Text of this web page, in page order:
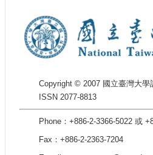
Copyright © 2007 國立臺灣大學
ISSN 2077-8813
Phone：+886-2-3366-5022 或
Fax：+886-2-2363-7204